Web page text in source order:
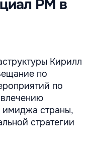
РМ в
Кирилл
по
по
страны,
стратегии